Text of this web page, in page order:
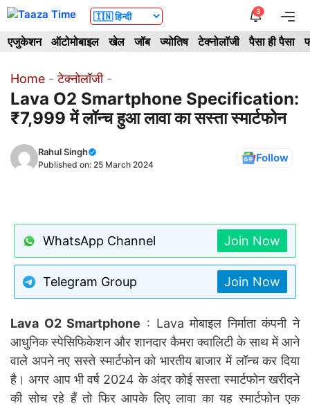
Skip
content
3
एजुकेशन ऑटोमोबाइल खेल जॉब ज्योतिष टेक्नोलॉजी पैसा ही पैसा
Home -टेक्नोलॉजी-
Lava O2 Smartphone Specification:
₹7,999 में लॉन्च हुआ लावा का सस्ता स्मार्टफोन
Rahul Singh
Published on: 25 March 2024 Follow
WhatsApp Channel Join Now
Telegram Group Join Now
Lava O2 Smartphone : Lava मोबाइल निर्माता कंपनी ने
आधुनिक स्पेसिफिकेशन और शानदार कैमरा क्वालिटी के साथ में आने
वाले अपने नए सस्ते स्मार्टफोन को भारतीय बाजार में लॉन्च कर दिया
है। अगर आप भी वर्ष 2024 के अंदर कोई सस्ता स्मार्टफोन खरीदने
की सोच रहे हैं तो फिर आपके लिए लावा का यह स्मार्टफोन एक